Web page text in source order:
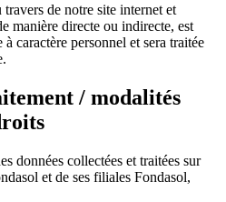
de notre site internet et
manière directe ou indirecte, est
caractère personnel et sera traitée
/ modalités
données collectées et traitées sur
et de ses filiales Fondasol,